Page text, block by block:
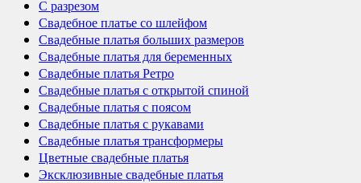
С разрезом
Свадебное платье со шлейфом
Свадебные платья больших размеров
Свадебные платья для беременных
Свадебные платья Ретро
Свадебные платья с открытой спиной
Свадебные платья с поясом
Свадебные платья с рукавами
Свадебные платья трансформеры
Цветные свадебные платья
Эксклюзивные свадебные платья